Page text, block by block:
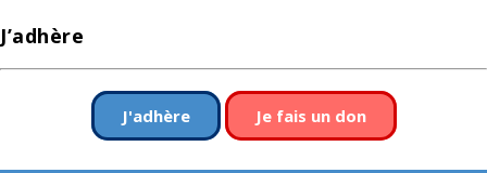
J’adhère
J'adhère Je fais un don